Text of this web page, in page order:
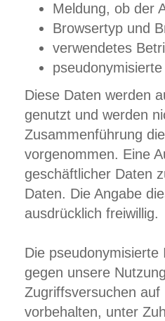
Meldung, ob der
Browsertyp und
verwendetes
Diese Daten werden
genutzt und werden
Zusammenführung
vorgenommen. Eine
geschäftlicher Daten
Daten. Die Angabe
ausdrücklich freiwillig.
Die
gegen unsere
Zugriffsversuchen
vorbehalten, unter